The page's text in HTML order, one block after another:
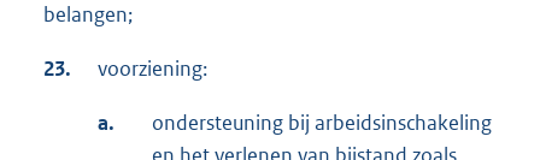
belangen;
23. voorziening:
a.
ondersteuning bij arbeidsinschakeling